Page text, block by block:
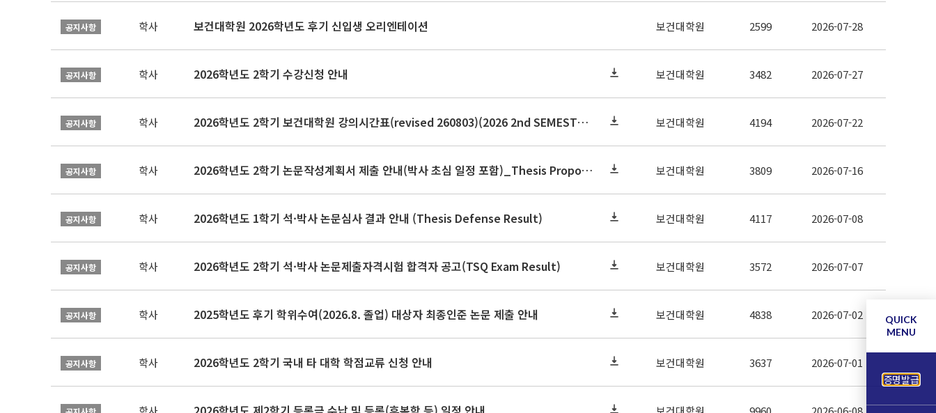
공지사항 학사 보건대학원 2026학년도 후기 신입생 오리엔테이션 보건대학원 2599 2026-07-28
공지사항 학사 2026학년도 2학기 수강신청 안내 보건대학원 3482 2026-07-27
공지사항 학사 2026학년도 2학기 보건대학원 강의시간표(revised 260803)(2026 2nd SEMESTER SNU GSPH TIMETABLE) 보건대학원 4194 2026-07-22
공지사항 학사 2026학년도 2학기 논문작성계획서 제출 안내(박사 초심 일정 포함)_Thesis Proposal 보건대학원 3809 2026-07-16
공지사항 학사 2026학년도 1학기 석·박사 논문심사 결과 안내 (Thesis Defense Result) 보건대학원 4117 2026-07-08
공지사항 학사 2026학년도 2학기 석·박사 논문제출자격시험 합격자 공고(TSQ Exam Result) 보건대학원 3572 2026-07-07
공지사항 학사 2025학년도 후기 학위수여(2026.8. 졸업) 대상자 최종인준 논문 제출 안내 보건대학원 4838 2026-07-02
공지사항 학사 2026학년도 2학기 국내 타 대학 학점교류 신청 안내 보건대학원 3637 2026-07-01
QUICK
MENU
증명발급